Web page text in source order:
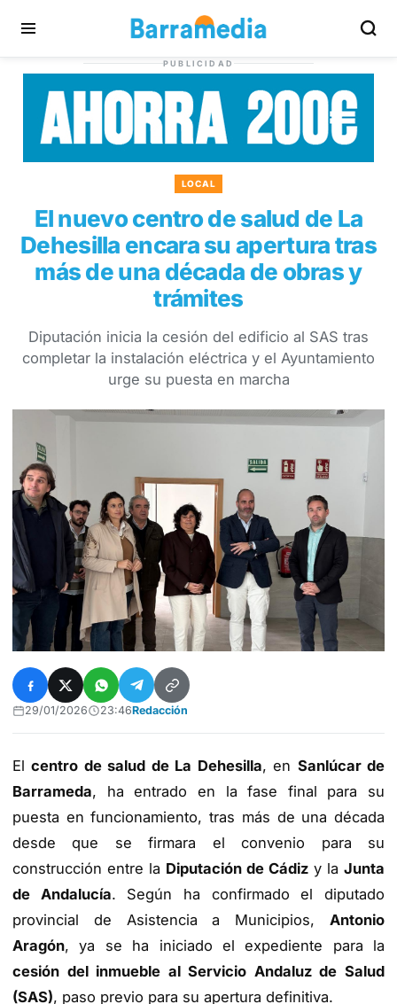
PUBLICIDAD
LOCAL
El nuevo centro de salud de La
Dehesilla encara su apertura tras
más de una década de obras y
trámites
Diputación inicia la cesión del edificio al SAS tras
completar la instalación eléctrica y el Ayuntamiento
urge su puesta en marcha
29/01/2026 23:46Redacción
Elcentro de salud de La Dehesilla, en Sanlúcar de
Barrameda, ha entrado en la fase final para su
puesta en funcionamiento, tras más de una década
desde que se firmara el convenio para su
construcción entre la Diputación de Cádiz y la Junta
de Andalucía. Según ha confirmado el diputado
provincial de Asistencia a Municipios, Antonio
Aragón, ya se ha iniciado el expediente para la
cesión del inmueble al Servicio Andaluz de Salud
(SAS), paso previo para su apertura definitiva.